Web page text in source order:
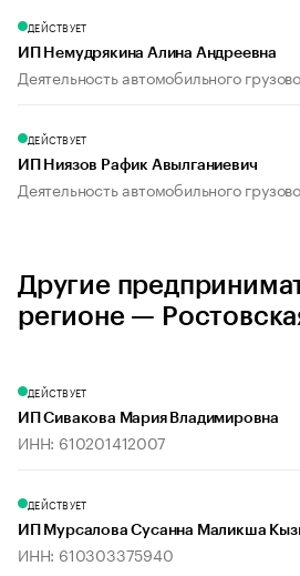
ДЕЙСТВУЕТ
ИП Немудрякина Алина Андреевна
Деятельность автомобильного
ДЕЙСТВУЕТ
ИП Ниязов Рафик Авылганиевич
Деятельность автомобильного
Другие
регионе —
ДЕЙСТВУЕТ
ИП Сивакова Мария Владимировна
ИНН: 610201412007
ДЕЙСТВУЕТ
ИП Мурсалова Сусанна Маликша
ИНН: 610303375940